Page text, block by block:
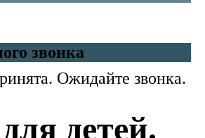
звонка
Ожидайте звонка.
детей.